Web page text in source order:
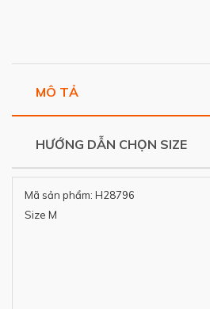
MÔ TẢ
HƯỚNG DẪN CHỌN SIZE
Mã sản phẩm: H28796
Size M